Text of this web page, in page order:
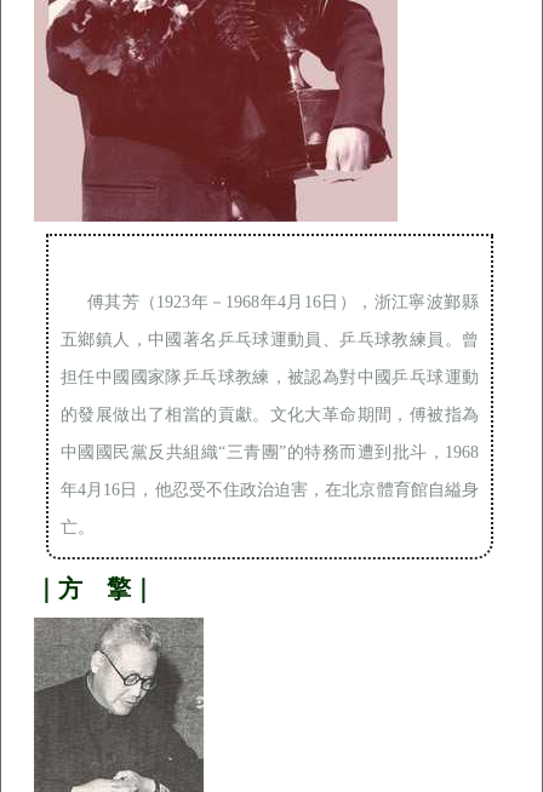
傅其芳（1923年－1968年4月16日），浙江寧波鄞縣
五鄉鎮人，中國著名乒乓球運動員、乒乓球教練員。曾
担任中國國家隊乒乓球教練，被認為對中國乒乓球運動
的發展做出了相當的貢獻。文化大革命期間，傅被指為
中國國民黨反共組織“三青團”的特務而遭到批斗，1968
年4月16日，他忍受不住政治迫害，在北京體育館自縊身
亡。
｜方 擎｜